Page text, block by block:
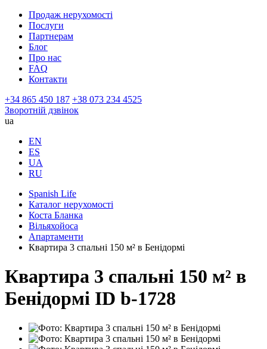
Продаж нерухомості
Послуги
Партнерам
Блог
Про нас
FAQ
Контакти
+34 865 450 187 +38 073 234 4525
Зворотній дзвінок
ua
EN
ES
UA
RU
Spanish Life
Каталог нерухомості
Коста Бланка
Вільяхойоса
Апартаменти
Квартира 3 спальні 150 м² в Бенідормі
Квартира 3 спальні 150 м² в
Бенідормі ID b-1728